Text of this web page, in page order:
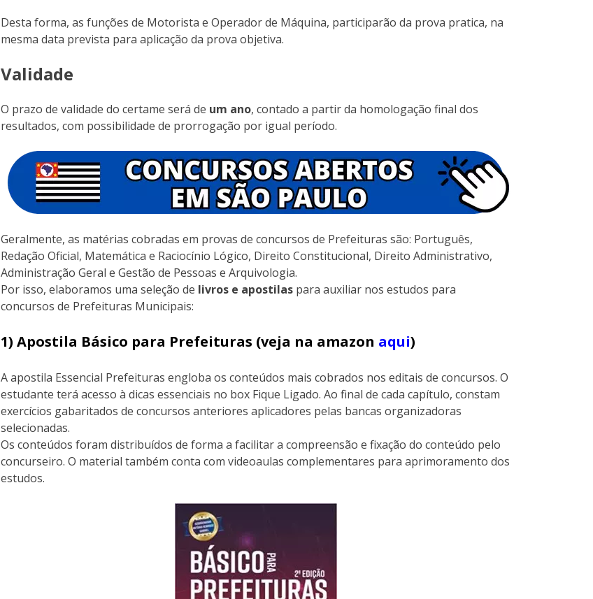
Desta forma, as funções de Motorista e Operador de Máquina, participarão da prova pratica, na
mesma data prevista para aplicação da prova objetiva.
Validade
O prazo de validade do certame será de um ano, contado a partir da homologação final dos
resultados, com possibilidade de prorrogação por igual período.
Geralmente, as matérias cobradas em provas de concursos de Prefeituras são: Português,
Redação Oficial, Matemática e Raciocínio Lógico, Direito Constitucional, Direito Administrativo,
Administração Geral e Gestão de Pessoas e Arquivologia.
Por isso, elaboramos uma seleção de livros e apostilas para auxiliar nos estudos para
concursos de Prefeituras Municipais:
1) Apostila Básico para Prefeituras (veja na amazon aqui)
A apostila Essencial Prefeituras engloba os conteúdos mais cobrados nos editais de concursos. O
estudante terá acesso à dicas essenciais no box Fique Ligado. Ao final de cada capítulo, constam
exercícios gabaritados de concursos anteriores aplicadores pelas bancas organizadoras
selecionadas.
Os conteúdos foram distribuídos de forma a facilitar a compreensão e fixação do conteúdo pelo
concurseiro. O material também conta com videoaulas complementares para aprimoramento dos
estudos.